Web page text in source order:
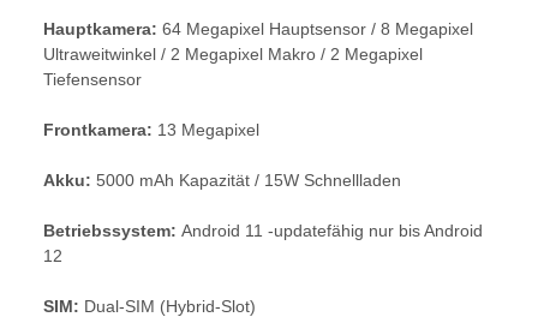
Hauptkamera: 64 Megapixel Hauptsensor / 8 Megapixel
Ultraweitwinkel / 2 Megapixel Makro / 2 Megapixel
Tiefensensor
Frontkamera: 13 Megapixel
Akku: 5000 mAh Kapazität / 15W Schnellladen
Betriebssystem: Android 11 -updatefähig nur bis Android
12
SIM: Dual-SIM (Hybrid-Slot)